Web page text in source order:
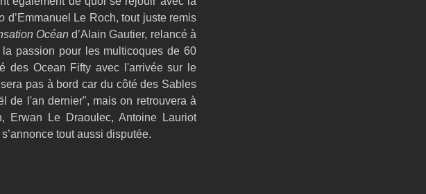
d’Emmanuel Le Roch, tout juste remis
Océan d’Alain Gautier, relancé à
passion pour les multicoques de 60
des Ocean Fifty avec l'arrivée sur le
pas à bord car du côté des Sables
de l'an dernier", mais on retrouvera à
Erwan Le Draoulec, Antoine Lauriot
tout aussi disputée.